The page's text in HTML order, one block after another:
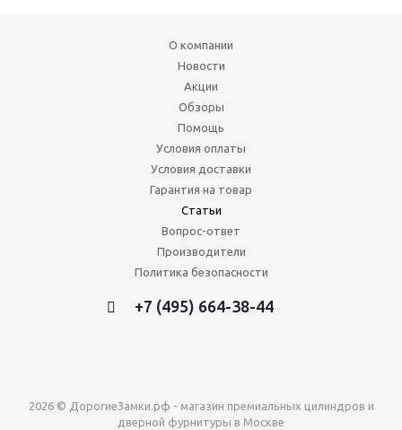
О компании
Новости
Акции
Обзоры
Помощь
Условия оплаты
Условия доставки
Гарантия на товар
Статьи
Вопрос-ответ
Производители
Политика безопасности
+7 (495) 664-38-44
2026 © ДорогиеЗамки.рф - магазин премиальных цилиндров и
дверной фурнитуры в Москве